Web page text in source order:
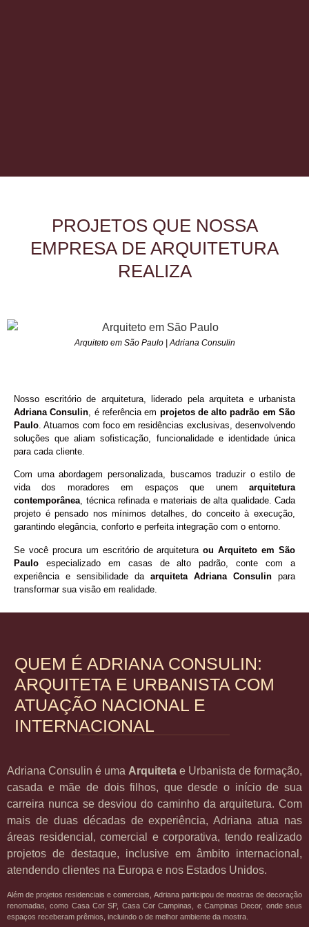
PROJETOS QUE NOSSA
EMPRESA DE ARQUITETURA
REALIZA
Arquiteto em São Paulo | Adriana Consulin
Nosso escritório de arquitetura, liderado pela arquiteta e urbanista
Adriana Consulin, é referência em projetos de alto padrão emSão
Paulo. Atuamos com foco em residências exclusivas, desenvolvendo
soluções que aliam sofisticação, funcionalidade e identidade única
para cada cliente.
Com uma abordagem personalizada, buscamos traduzir o estilo de
vida dos moradores em espaços que unem arquitetura
contemporânea, técnica refinada e materiais de alta qualidade. Cada
projeto é pensado nos mínimos detalhes, do conceito à execução,
garantindo elegância, conforto e perfeita integração com o entorno.
Se você procura um escritório de arquitetura ou Arquiteto emSão
Paulo especializado em casas de alto padrão, conte com a
experiência e sensibilidade da arquiteta Adriana Consulin para
transformar sua visão em realidade.
QUEM É ADRIANA CONSULIN:
ARQUITETA E URBANISTA COM
ATUAÇÃO NACIONAL E
INTERNACIONAL
Adriana Consulin é uma Arquiteta e Urbanista de formação,
casada e mãe de dois filhos, que desde o início de sua
carreira nunca se desviou do caminho da arquitetura. Com
mais de duas décadas de experiência, Adriana atua nas
áreas residencial, comercial e corporativa, tendo realizado
projetos de destaque, inclusive em âmbito internacional,
atendendo clientes na Europa e nos Estados Unidos.
Além de projetos residenciais e comerciais, Adriana participou de mostras de decoração
renomadas, como Casa Cor SP, Casa Cor Campinas, e Campinas Decor, onde seus
espaços receberam prêmios, incluindo o de melhor ambiente da mostra.